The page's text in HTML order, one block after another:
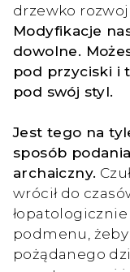
drzewko
Modyfikacje
dowolne.
pod przyciski i
pod swój styl.
Jest tego na
sposób
archaiczny.
wrócił do
podmenu,
pożądanego